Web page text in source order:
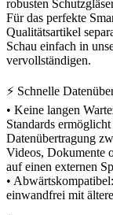
robusten
Für das perfekte
Qualitätsartikel
Schau einfach in
vervollständigen.
⚡ Schnelle
• Keine langen
Standards
Datenübertragung
Videos, Dokumente
auf einen externen
•
einwandfrei mit